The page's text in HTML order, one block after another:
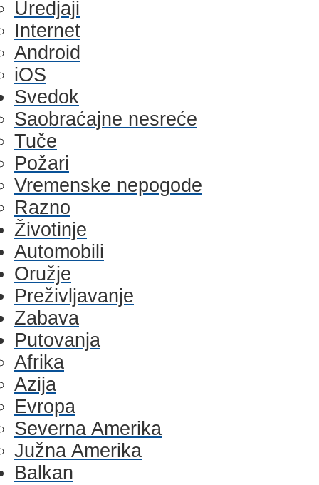
Uredjaji
Internet
Android
iOS
Svedok
Saobraćajne nesreće
Tuče
Požari
Vremenske nepogode
Razno
Životinje
Automobili
Oružje
Preživljavanje
Zabava
Putovanja
Afrika
Azija
Evropa
Severna Amerika
Južna Amerika
Balkan